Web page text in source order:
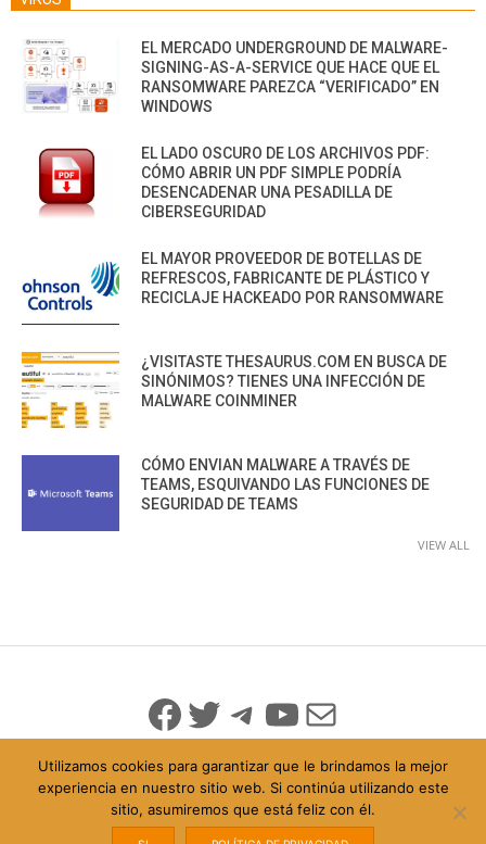
EL MERCADO UNDERGROUND DE MALWARE-
SIGNING-AS-A-SERVICE QUE HACE QUE EL
RANSOMWARE PAREZCA “VERIFICADO” EN
WINDOWS
EL LADO OSCURO DE LOS ARCHIVOS PDF:
CÓMO ABRIR UN PDF SIMPLE PODRÍA
DESENCADENAR UNA PESADILLA DE
CIBERSEGURIDAD
EL MAYOR PROVEEDOR DE BOTELLAS DE
REFRESCOS, FABRICANTE DE PLÁSTICO Y
RECICLAJE HACKEADO POR RANSOMWARE
¿VISITASTE THESAURUS.COM EN BUSCA DE
SINÓNIMOS? TIENES UNA INFECCIÓN DE
MALWARE COINMINER
CÓMO ENVIAN MALWARE A TRAVÉS DE
TEAMS, ESQUIVANDO LAS FUNCIONES DE
SEGURIDAD DE TEAMS
VIEW ALL
Facebook
Twitter
Telegram
YouTube
Mail
© 2026 Todo Derechos Reservados
Política de Privacidad
Utilizamos cookies para garantizar que le brindamos la mejor
experiencia en nuestro sitio web. Si continúa utilizando este
sitio, asumiremos que está feliz con él.